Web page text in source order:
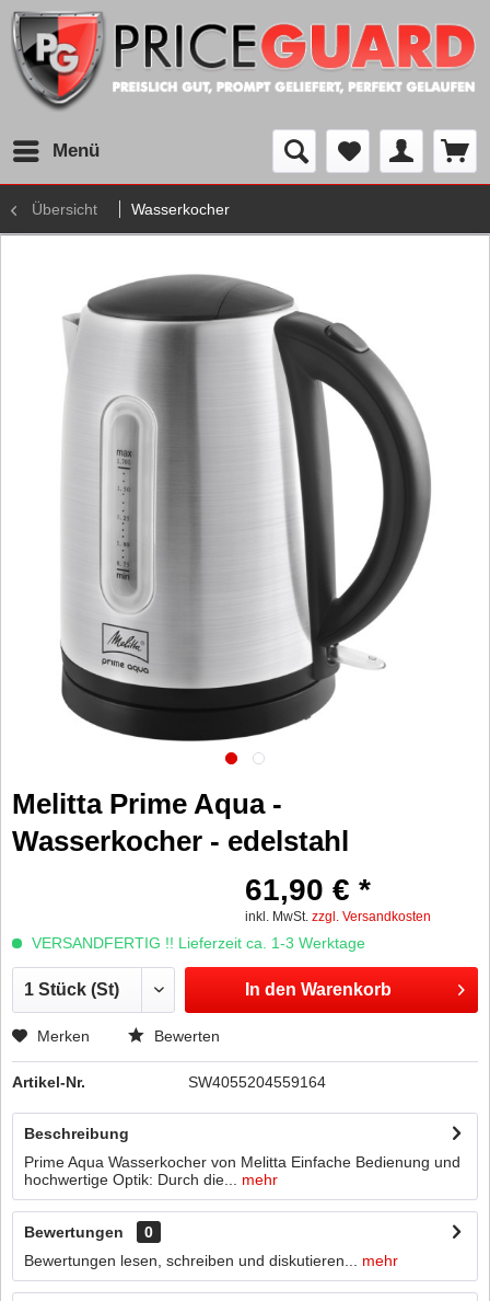
Menü
Übersicht Wasserkocher
Melitta Prime Aqua -
Wasserkocher - edelstahl
61,90 € *
inkl. MwSt. zzgl. Versandkosten
VERSANDFERTIG !! Lieferzeit ca. 1-3 Werktage
In den Warenkorb
Merken Bewerten
Artikel-Nr. SW4055204559164
Beschreibung
Prime Aqua Wasserkocher von Melitta Einfache Bedienung und
hochwertige Optik: Durch die...
mehr
Bewertungen
0
Bewertungen lesen, schreiben und diskutieren...
mehr